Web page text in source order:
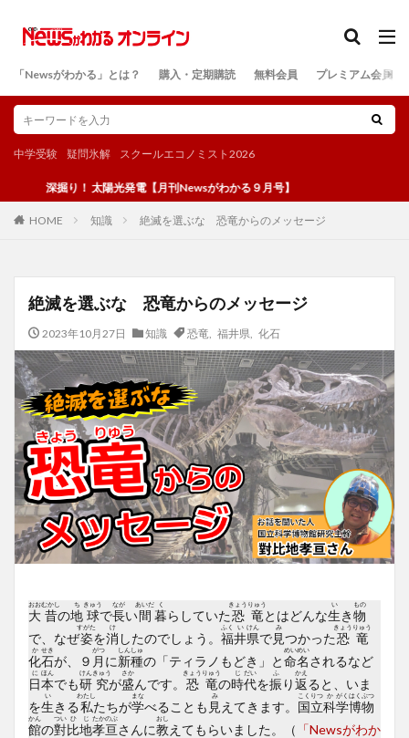
「Newsがわかる」とは？ 購入・定期購読 無料会員 プレミアム会員
中学受験 疑問氷解 スクールエコノミスト2026
深掘り！ 太陽光発電【月刊Newsがわかる９月号】
HOME 知識 絶滅を選ぶな 恐竜からのメッセージ
絶滅を選ぶな 恐竜からのメッセージ
2023年10月27日 知識 恐竜 福井県 化石
大
おお
昔
むかし
の地
ち
球
きゅう
で長
なが
い間
あいだ
暮
く
らしていた恐
きょう
竜
りゅう
とはどんな生
い
き物
もの
で、なぜ姿
すがた
を消
け
したのでしょう。 福
ふく
井
い
県
けん
で見
み
つかった恐
きょう
竜
りゅう
化
か
石
せき
が、９ 月
がつ
に新
しん
種
しゅ
の「ティラノもどき」と命
めい
名
めい
されるなど
日
に
本
ほん
でも研
けん
究
きゅう
が盛
さか
んです。 恐
きょう
竜
りゅう
の時
じ
代
だい
を振
ふ
り返
かえ
ると、いま
を生
い
きる私
わたし
たちが学
まな
べることも 見
み
えてきます。 国
こく
立
りつ
科
か
学
がく
博
はく
物
ぶつ
館
かん
の對
つい
比
ひ
地
じ
孝
たか
亘
のぶ
さんに教
おし
えてもらいました。（ 「Newsがわか
検索